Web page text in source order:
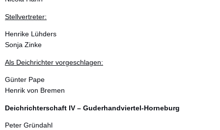
Stellvertreter:
Henrike Lühders
Sonja Zinke
Als Deichrichter vorgeschlagen:
Günter Pape
Henrik von Bremen
Deichrichterschaft IV – Guderhandviertel-Horneburg
Peter Gründahl